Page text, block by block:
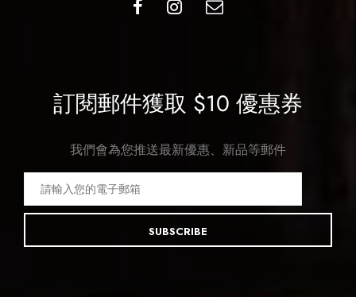
訂閱郵件獲取 $10 優惠券
我們會為您推送最新優惠、新品等郵件
SUBSCRIBE